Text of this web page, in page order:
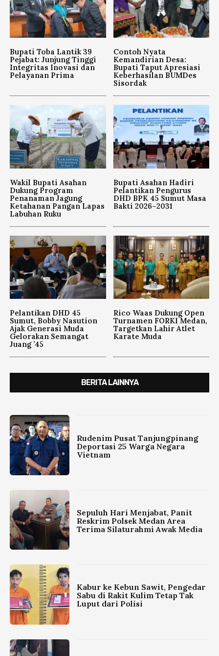
Bupati Toba Lantik 39
Pejabat: Junjung Tinggi
Integritas Inovasi dan
Pelayanan Prima
Contoh Nyata
Kemandirian Desa:
Bupati Taput Apresiasi
Keberhasilan BUMDes
Sisordak
Wakil Bupati Asahan
Dukung Program
Penanaman Jagung
Ketahanan Pangan Lapas
Labuhan Ruku
Bupati Asahan Hadiri
Pelantikan Pengurus
DHD BPK 45 Sumut Masa
Bakti 2026–2031
Pelantikan DHD 45
Sumut, Bobby Nasution
Ajak Generasi Muda
Gelorakan Semangat
Juang ’45
Rico Waas Dukung Open
Turnamen FORKI Medan,
Targetkan Lahir Atlet
Karate Muda
BERITA LAINNYA
Rudenim Pusat Tanjungpinang
Deportasi 25 Warga Negara
Vietnam
Sepuluh Hari Menjabat, Panit
Reskrim Polsek Medan Area
Terima Silaturahmi Awak Media
Kabur ke Kebun Sawit, Pengedar
Sabu di Rakit Kulim Tetap Tak
Luput dari Polisi